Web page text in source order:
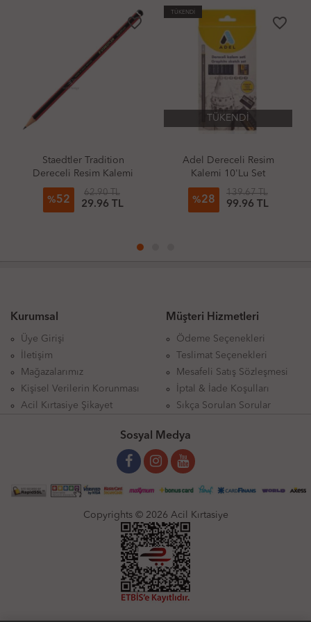
Tradition
Resim Kalemi
29.96 TL
favorite_border
Adel Dereceli Resim
Kalemi 10'Lu Set
139.67 TL
99.96 TL
Adel
Kurumsal
Üye Girişi
İletişim
Mağazalarımız
Kişisel Verilerin Korunması
Acil Kırtasiye Şikayet
Müşteri Hizmetleri
Ödeme Seçenekleri
Teslimat Seçenekleri
Mesafeli Satış Sözleşmesi
İptal & İade Koşulları
Sıkça Sorulan Sorular
Sosyal Medya
Copyrights © 2026 Acil Kırtasiye